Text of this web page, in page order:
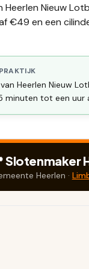
Heerlen Nieuw
€49 en een
Heerlen Nieuw
minuten tot een uur
Slotenmaker
Heerlen ·